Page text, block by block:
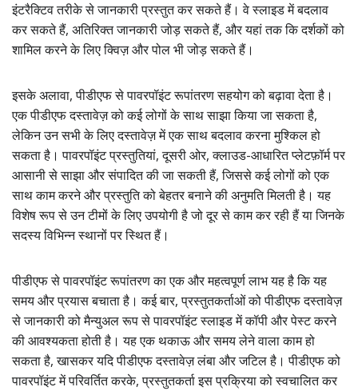
इंटरैक्टिव तरीके से जानकारी प्रस्तुत कर सकते हैं। वे स्लाइड में बदलाव
कर सकते हैं, अतिरिक्त जानकारी जोड़ सकते हैं, और यहां तक कि दर्शकों को
शामिल करने के लिए क्विज़ और पोल भी जोड़ सकते हैं।
इसके अलावा, पीडीएफ से पावरपॉइंट रूपांतरण सहयोग को बढ़ावा देता है।
एक पीडीएफ दस्तावेज़ को कई लोगों के साथ साझा किया जा सकता है,
लेकिन उन सभी के लिए दस्तावेज़ में एक साथ बदलाव करना मुश्किल हो
सकता है। पावरपॉइंट प्रस्तुतियां, दूसरी ओर, क्लाउड-आधारित प्लेटफ़ॉर्म पर
आसानी से साझा और संपादित की जा सकती हैं, जिससे कई लोगों को एक
साथ काम करने और प्रस्तुति को बेहतर बनाने की अनुमति मिलती है। यह
विशेष रूप से उन टीमों के लिए उपयोगी है जो दूर से काम कर रही हैं या जिनके
सदस्य विभिन्न स्थानों पर स्थित हैं।
पीडीएफ से पावरपॉइंट रूपांतरण का एक और महत्वपूर्ण लाभ यह है कि यह
समय और प्रयास बचाता है। कई बार, प्रस्तुतकर्ताओं को पीडीएफ दस्तावेज़
से जानकारी को मैन्युअल रूप से पावरपॉइंट स्लाइड में कॉपी और पेस्ट करने
की आवश्यकता होती है। यह एक थकाऊ और समय लेने वाला काम हो
सकता है, खासकर यदि पीडीएफ दस्तावेज़ लंबा और जटिल है। पीडीएफ को
पावरपॉइंट में परिवर्तित करके, प्रस्तुतकर्ता इस प्रक्रिया को स्वचालित कर